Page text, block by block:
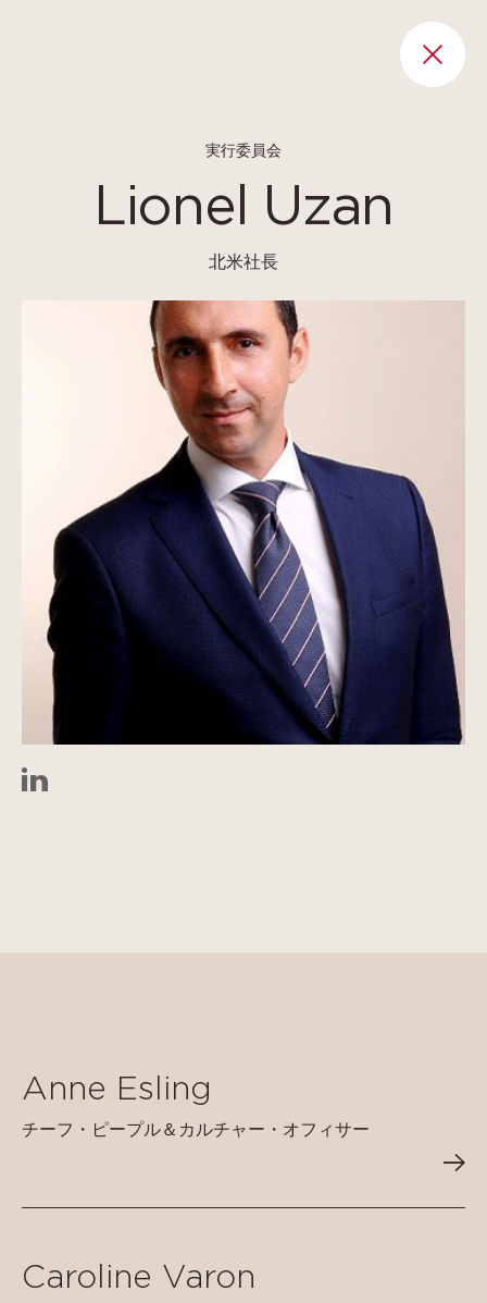
実行委員会
Lionel Uzan
北米社長
LinkedIn
Anne Esling
チーフ・ピープル＆カルチャー・オフィサー
Caroline Varon